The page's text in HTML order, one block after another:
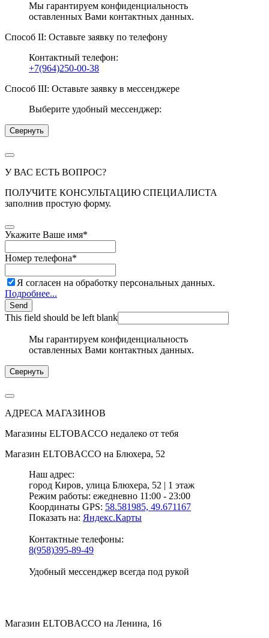
Мы гарантируем конфиденциальность
оставленных Вами контактных данных.
Способ II: Оставьте заявку по телефону
Контактный телефон:
+7(964)250-00-38
Способ III: Оставьте заявку в мессенджере
Выберите удобный мессенджер:
Свернуть
У ВАС ЕСТЬ ВОПРОС?
ПОЛУЧИТЕ КОНСУЛЬТАЦИЮ СПЕЦИАЛИСТА
заполнив простую форму.
Укажите Ваше имя*
Номер телефона*
Я согласен на обработку персональных данных.
Подробнее...
Send
This field should be left blank
Мы гарантируем конфиденциальность
оставленных Вами контактных данных.
Свернуть
АДРЕСА МАГАЗИНОВ
Магазины ELTOBACCO недалеко от тебя
Магазин ELTOBACCO на Блюхера, 52
Наш адрес:
город Киров, улица Блюхера, 52 | 1 этаж
Режим работы: ежедневно 11:00 - 23:00
Координаты GPS: 58.581985, 49.671167
Показать на: Яндекс.Карты
Контактные телефоны:
8(958)395-89-49
Удобный мессенджер всегда под рукой
Магазин ELTOBACCO на Ленина, 16